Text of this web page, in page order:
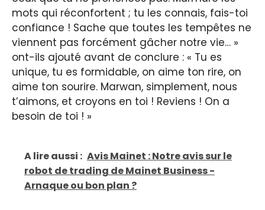
mots qui réconfortent ; tu les connais, fais-toi
confiance ! Sache que toutes les tempêtes ne
viennent pas forcément gâcher notre vie… »
ont-ils ajouté avant de conclure : « Tu es
unique, tu es formidable, on aime ton rire, on
aime ton sourire. Marwan, simplement, nous
t’aimons, et croyons en toi ! Reviens ! On a
besoin de toi ! »
A lire aussi : Avis Mainet : Notre avis sur le
robot de trading de Mainet Business -
Arnaque ou bon plan ?